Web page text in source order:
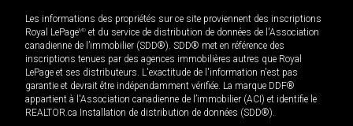
Les informations des propriétés sur ce site proviennent des inscriptions
Royal LePageMD et du service de distribution de données de l'Association
canadienne de l’immobilier (SDD®). SDD® met en référence des
inscriptions tenues par des agences immobilières autres que Royal
LePage et ses distributeurs. L'exactitude de l'information n'est pas
garantie et devrait être indépendamment vérifiée. La marque DDF®
appartient à l'Association canadienne de l’immobilier (ACI) et identifie le
REALTOR.ca Installation de distribution de données (SDD®).